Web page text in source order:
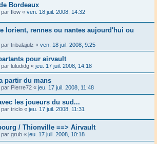
Bordeaux
par flow « ven. 18 juil. 2008, 14:32
lorient, rennes ou nantes aujourd'hui ou
par tribalajulz « ven. 18 juil. 2008, 9:25
pour airvault
par luludidg « jeu. 17 juil. 2008, 14:18
partir du mans
par Pierre72 « jeu. 17 juil. 2008, 11:48
les joueurs du sud...
par triclo « jeu. 17 juil. 2008, 11:31
/ Thionville ==> Airvault
par grub « jeu. 17 juil. 2008, 10:18